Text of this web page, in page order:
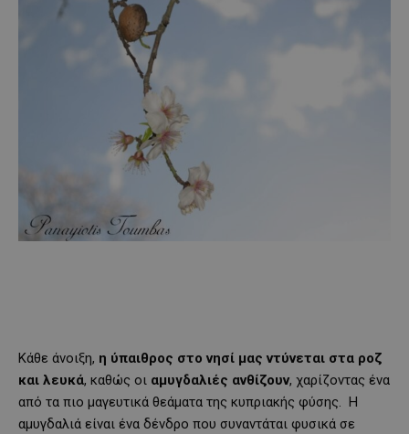
Κάθε άνοιξη, η ύπαιθρος στο νησί μας ντύνεται στα ροζ
και λευκά, καθώς οι αμυγδαλιές ανθίζουν, χαρίζοντας ένα
από τα πιο μαγευτικά θεάματα της κυπριακής φύσης. Η
αμυγδαλιά είναι ένα δένδρο που συναντάται φυσικά σε